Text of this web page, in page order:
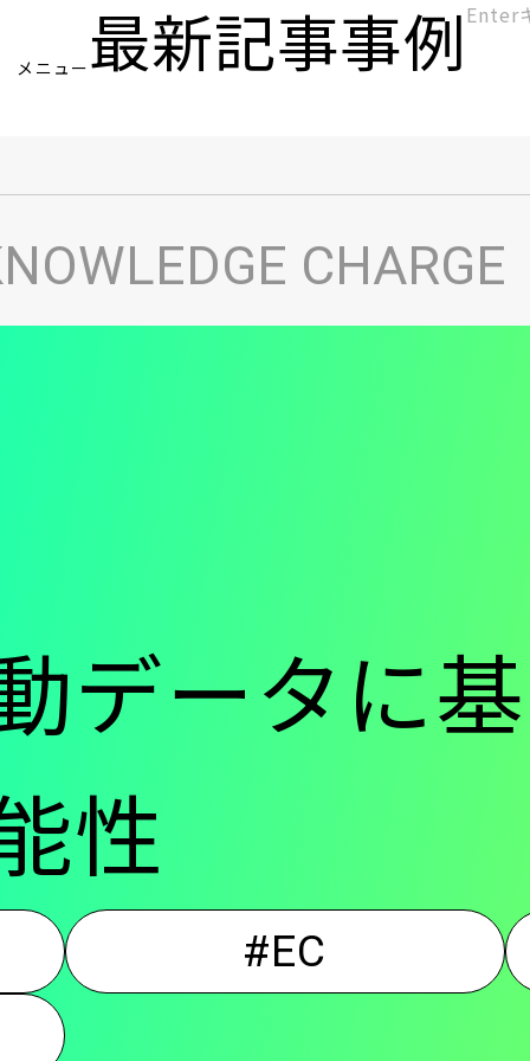
メニュー [KC]
ヘ
ッ
ー
-
メ
最新記事事例
CHARGE
データに
性
#EC